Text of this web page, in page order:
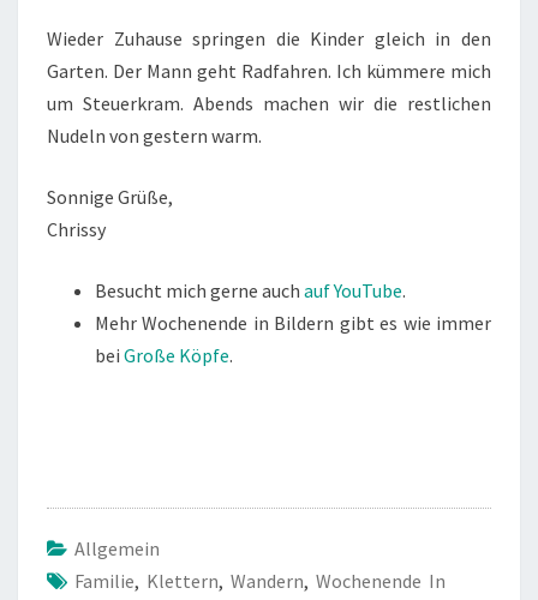
Wieder Zuhause springen die Kinder gleich in den
Garten. Der Mann geht Radfahren. Ich kümmere mich
um Steuerkram. Abends machen wir die restlichen
Nudeln von gestern warm.
Sonnige Grüße,
Chrissy
Besucht mich gerne auch auf YouTube.
Mehr Wochenende in Bildern gibt es wie immer
bei Große Köpfe.
Allgemein
Familie, Klettern, Wandern, Wochenende In